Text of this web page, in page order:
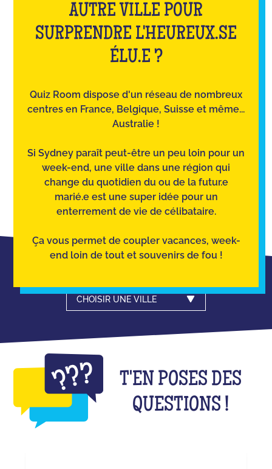
AUTRE VILLE POUR
SURPRENDRE L'HEUREUX.SE
ÉLU.E ?
Quiz Room dispose d'un réseau de nombreux
centres en France, Belgique, Suisse et même...
Australie !
Si Sydney paraît peut-être un peu loin pour un
week-end, une ville dans une région qui
change du quotidien du ou de la futur.e
marié.e est une super idée pour un
enterrement de vie de célibataire.
Ça vous permet de coupler vacances, week-
end loin de tout et souvenirs de fou !
CHOISIR UNE VILLE
T'EN POSES DES
QUESTIONS !